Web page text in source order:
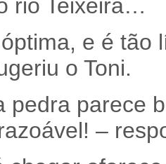
rio Teixeira…
e é tão
o Toni.
pedra parece
–